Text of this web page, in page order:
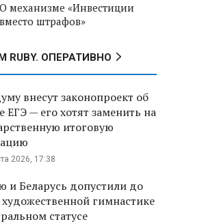
О механизме «Инвестиции
вместо штрафов»
RUBY. ОПЕРАТИВНО
внесут законопроект об
ЕГЭ — его хотят заменить на
итоговую
2026, 17:38
и Беларусь допустили до
гимнастике
статусе